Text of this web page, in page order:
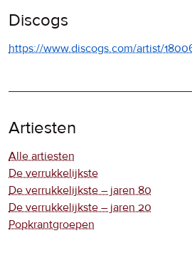
Discogs
https://www.discogs.com/artist/
Artiesten
Alle artiesten
De verrukkelijkste
De verrukkelijkste – jaren 80
De verrukkelijkste – jaren 20
Popkrantgroepen